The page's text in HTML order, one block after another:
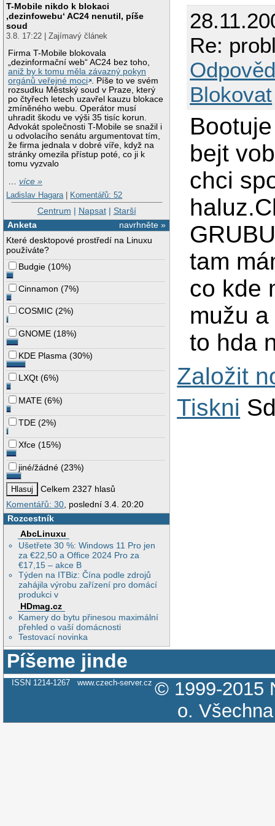
T-Mobile nikdo k blokaci
‚dezinfowebu‘ AC24 nenutil, píše
soud
3.8. 17:22 | Zajímavý článek
Firma T-Mobile blokovala
„dezinformační web“ AC24 bez toho,
aniž by k tomu měla závazný pokyn
orgánů veřejné moci . Píše to ve svém
rozsudku Městský soud v Praze, který
po čtyřech letech uzavřel kauzu blokace
zmíněného webu. Operátor musí
uhradit škodu ve výši 35 tisíc korun.
Advokát společnosti T-Mobile se snažil i
u odvolacího senátu argumentovat tím,
že firma jednala v dobré víře, když na
stránky omezila přístup poté, co ji k
tomu vyzvalo
…více »
Ladislav Hagara | Komentářů: 52
Centrum | Napsat| Starší
navrhněte »
Anketa
Které desktopové prostředí na Linuxu
používáte?
Budgie (10%)
Cinnamon (7%)
COSMIC (2%)
GNOME (18%)
KDE Plasma (30%)
LXQt (6%)
MATE (6%)
TDE (2%)
Xfce (15%)
jiné/žádné (23%)
Celkem 2327 hlasů
Komentářů: 30, poslední 3.4. 20:20
Rozcestník
AbcLinuxu
Ušetřete 30 %: Windows 11 Pro jen
za €22,50 a Office 2024 Pro za
€17,15 – akce B
Týden na ITBiz: Čína podle zdrojů
zahájila výrobu zařízení pro domácí
produkci v
HDmag.cz
Kamery do bytu přinesou maximální
přehled o vaší domácnosti
Testovací novinka
Re:
Blokovat
bejt
chci
tam
co kde
mužu
to hda
Založit
Tiskni
Píšeme jinde
ISSN 1214-1267 www.czech-server.cz © 1999-2015
o.